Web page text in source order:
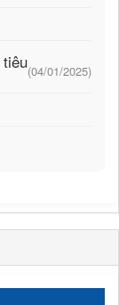
(04/01/2025)